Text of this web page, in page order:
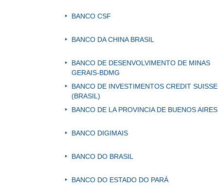
BANCO CSF
BANCO DA CHINA BRASIL
BANCO DE DESENVOLVIMENTO DE MINAS
GERAIS-BDMG
BANCO DE INVESTIMENTOS CREDIT SUISSE
(BRASIL)
BANCO DE LA PROVINCIA DE BUENOS AIRES
BANCO DIGIMAIS
BANCO DO BRASIL
BANCO DO ESTADO DO PARÁ